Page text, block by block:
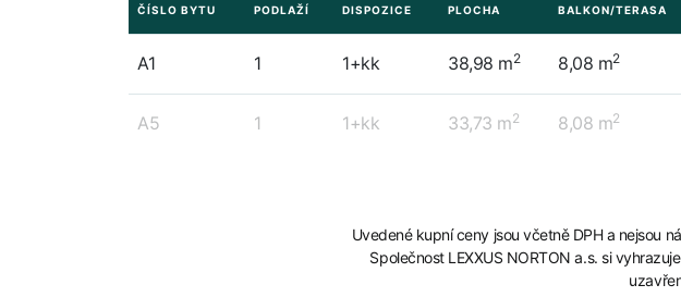
ČÍSLO BYTU PODLAŽÍ DISPOZICE PLOCHA BALKON/TERASA
A1 1 1+kk 38,98 m2 8,08 m2
A5 1 1+kk 33,73 m2 8,08 m2
Uvedené kupní ceny jsou včetně DPH a nejsou
Společnost LEXXUS NORTON a.s. si